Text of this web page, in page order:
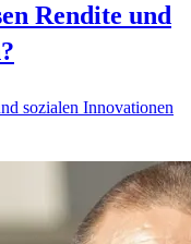
Rendite und
sozialen Innovationen